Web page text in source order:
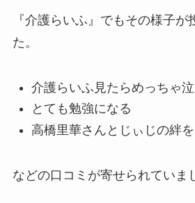
『介護らいふ』でもその様子が
た。
介護らいふ見たらめっちゃ
とても勉強になる
高橋里華さんとじぃじの絆
などの口コミが寄せられていま